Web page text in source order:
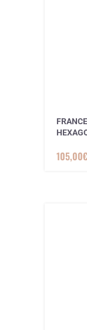
105,00